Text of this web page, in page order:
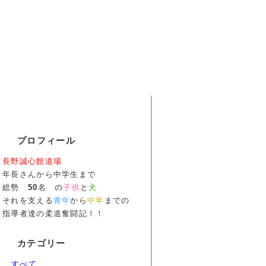
プロフィール
長野誠心館道場
年長さんから中学生まで
総勢 50名 の子供 と犬
それを支える青年から中年 までの
指導者達の柔道奮闘記！！
カテゴリー
すべて